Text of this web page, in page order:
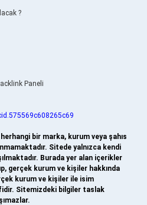
?
bir marka, kurum veya şahıs
Sitede yalnızca kendi
Burada yer alan içerikler
gerçek kurum ve kişiler hakkında
kurum ve kişiler ile isim
Sitemizdeki bilgiler taslak